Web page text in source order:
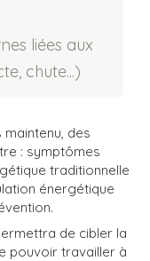
liées aux
chute...)
des
: symptômes
traditionnelle
énergétique
de cibler la
pouvoir travailler à